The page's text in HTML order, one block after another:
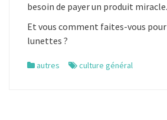
besoin de payer un produit miracle.
Et vous comment faites-vous
lunettes ?
autres culture général